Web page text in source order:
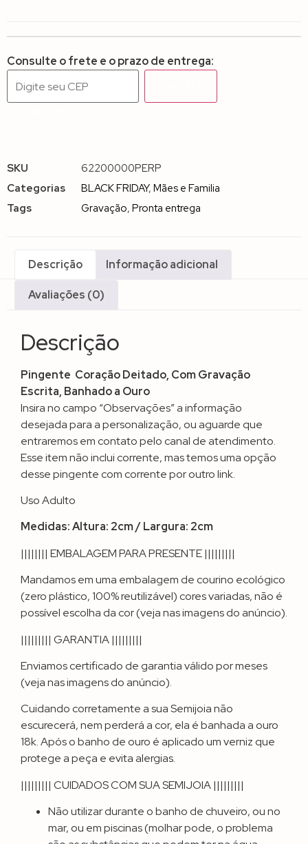
Consulte o frete e o prazo de entrega:
SKU
62200000PERP
Categorias
BLACK FRIDAY, Mães e Familia
Tags
Gravação, Pronta entrega
Descrição Informação adicional
Avaliações (0)
Descrição
Pingente Coração Deitado, Com Gravação
Escrita, Banhado a Ouro
Insira no campo “Observações” a informação
desejada para a personalização, ou aguarde que
entraremos em contato pelo canal de atendimento.
Esse item não inclui corrente, mas temos uma opção
desse pingente com corrente por outro link.
Uso Adulto
Medidas: Altura: 2cm / Largura: 2cm
|||||||| EMBALAGEM PARA PRESENTE |||||||||
Mandamos em uma embalagem de courino ecológico
(zero plástico, 100% reutilizável) cores variadas, não é
possível escolha da cor (veja nas imagens do anúncio).
||||||||| GARANTIA |||||||||
Enviamos certificado de garantia válido por meses
(veja nas imagens do anúncio).
Cuidando corretamente a sua Semijoia não
escurecerá, nem perderá a cor, ela é banhada a ouro
18k. Após o banho de ouro é aplicado um verniz que
protege a peça e evita alergias.
||||||||| CUIDADOS COM SUA SEMIJOIA |||||||||
Não utilizar durante o banho de chuveiro, ou no
mar, ou em piscinas (molhar pode, o problema